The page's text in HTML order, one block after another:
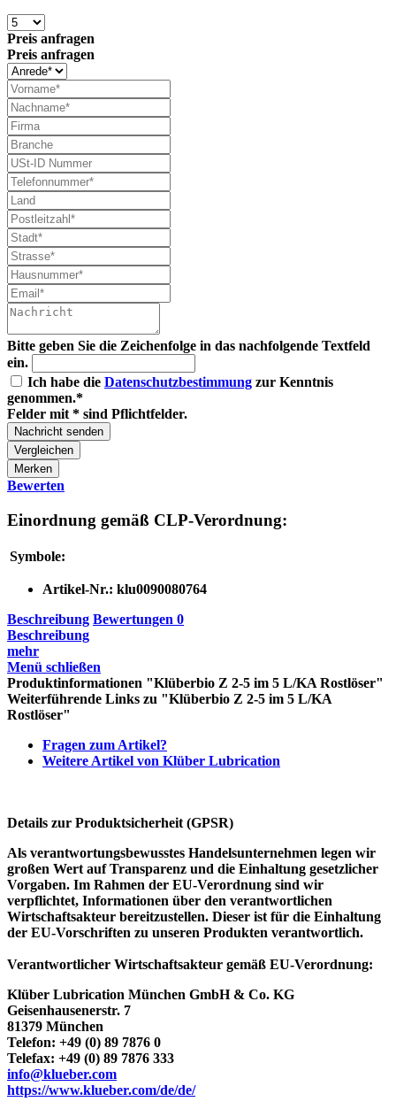
Preis anfragen
Preis anfragen
Bitte geben Sie die Zeichenfolge in das nachfolgende Textfeld
ein.
Ich habe die Datenschutzbestimmung zur Kenntnis
genommen.*
Felder mit * sind Pflichtfelder.
Nachricht senden
Vergleichen
Merken
Bewerten
Einordnung gemäß CLP-Verordnung:
Symbole:
Artikel-Nr.: klu0090080764
Beschreibung Bewertungen 0
Beschreibung
mehr
Menü schließen
Produktinformationen "Klüberbio Z 2-5 im 5 L/KA Rostlöser"
Weiterführende Links zu "Klüberbio Z 2-5 im 5 L/KA
Rostlöser"
Fragen zum Artikel?
Weitere Artikel von Klüber Lubrication
Details zur Produktsicherheit (GPSR)
Als verantwortungsbewusstes Handelsunternehmen legen wir
großen Wert auf Transparenz und die Einhaltung gesetzlicher
Vorgaben. Im Rahmen der EU-Verordnung sind wir
verpflichtet, Informationen über den verantwortlichen
Wirtschaftsakteur bereitzustellen. Dieser ist für die Einhaltung
der EU-Vorschriften zu unseren Produkten verantwortlich.
Verantwortlicher Wirtschaftsakteur gemäß EU-Verordnung:
Klüber Lubrication München GmbH & Co. KG
Geisenhausenerstr. 7
81379 München
Telefon: +49 (0) 89 7876 0
Telefax: +49 (0) 89 7876 333
info@klueber.com
https://www.klueber.com/de/de/